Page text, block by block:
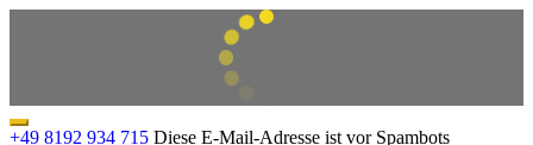
+49 8192 934 715 Diese E-Mail-Adresse ist vor Spambots